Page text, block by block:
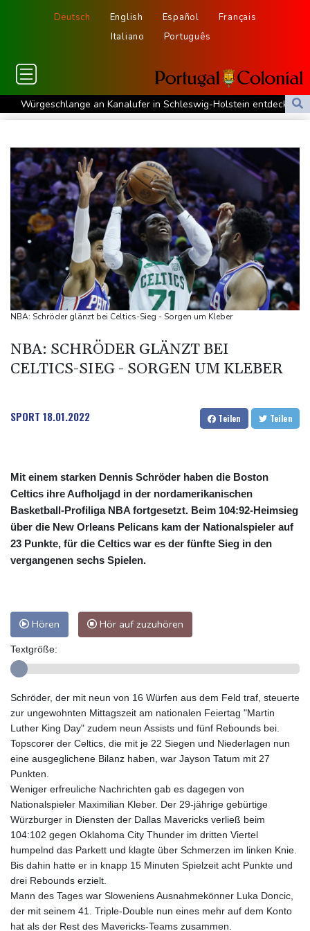
Deutsch English Español
Français
Italiano
Português
Würgeschlange an Kanalufer in Schleswig-Holstein entdeckt
Unter Traktor eingeklemmt: Zwölfjähriger stirbt in Nordrhein-
Sri Lanka setzt nach Unruhen in Gefängnis Soldaten ein
Zuwächse in der Autobranche: Industrieproduktion legt im Juni
leicht zu
76-jähriger Landwirt in Nordrhein-Westfalen von Traktor
überrollt und getötet
Nach Tod von 37-Jähriger in Hessen: Tatverdächtiger wieder auf
freiem Fuß
Deutschlands Exporte im Juni leicht gestiegen
Ungenügender Schutz von Kindern: Meta muss in den USA 567
Millionen Dollar zahlen
Argentinien: Polizei geht mit Tränengas und Gummigeschossen
gegen Proteste vor
NBA: Schröder glänzt bei Celtics-Sieg - Sorgen um Kleber
NBA: SCHRÖDER GLÄNZT BEI
CELTICS-SIEG - SORGEN UM KLEBER
SPORT 18.01.2022 Teilen Teilen
Mit einem starken Dennis Schröder haben die Boston
Celtics ihre Aufholjagd in der nordamerikanischen
Basketball-Profiliga NBA fortgesetzt. Beim 104:92-Heimsieg
über die New Orleans Pelicans kam der Nationalspieler auf
23 Punkte, für die Celtics war es der fünfte Sieg in den
vergangenen sechs Spielen.
Hören Hör auf zuzuhören
Textgröße:
Schröder, der mit neun von 16 Würfen aus dem Feld traf, steuerte
zur ungewohnten Mittagszeit am nationalen Feiertag "Martin
Luther King Day" zudem neun Assists und fünf Rebounds bei.
Topscorer der Celtics, die mit je 22 Siegen und Niederlagen nun
eine ausgeglichene Bilanz haben, war Jayson Tatum mit 27
Punkten.
Weniger erfreuliche Nachrichten gab es dagegen von
Nationalspieler Maximilian Kleber. Der 29-jährige gebürtige
Würzburger in Diensten der Dallas Mavericks verließ beim
104:102 gegen Oklahoma City Thunder im dritten Viertel
humpelnd das Parkett und klagte über Schmerzen im linken Knie.
Bis dahin hatte er in knapp 15 Minuten Spielzeit acht Punkte und
drei Rebounds erzielt.
Mann des Tages war Sloweniens Ausnahmekönner Luka Doncic,
der mit seinem 41. Triple-Double nun eines mehr auf dem Konto
hat als der Rest des Mavericks-Teams zusammen.